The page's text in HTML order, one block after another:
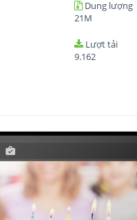
Dung lượng
21M
Lượt tải
9.162